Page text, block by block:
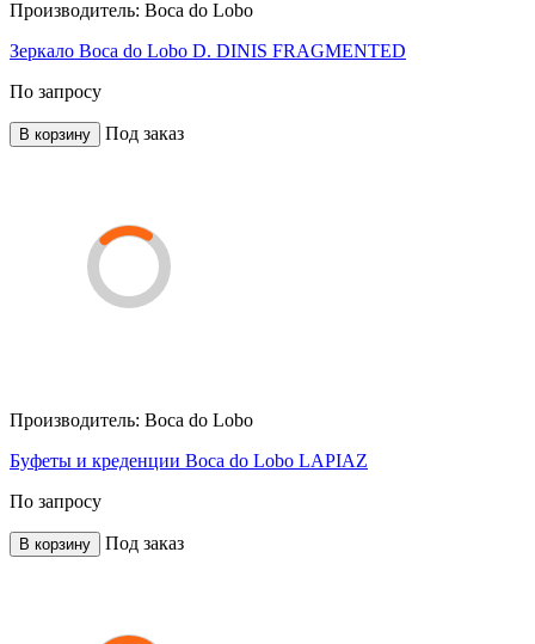
Производитель: Boca do Lobo
Зеркало Boca do Lobo D. DINIS FRAGMENTED
По запросу
В корзину Под заказ
Производитель: Boca do Lobo
Буфеты и креденции Boca do Lobo LAPIAZ
По запросу
В корзину Под заказ